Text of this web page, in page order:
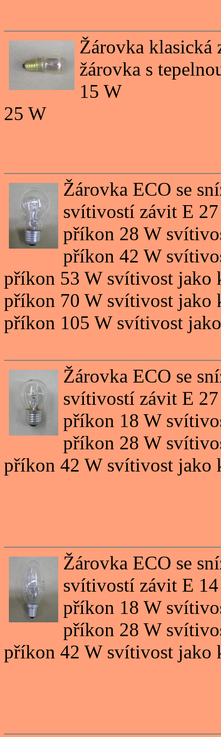
Žárovka klasická
žárovka s
15 W
25 W
Žárovka ECO se
svítivostí závit E 27
příkon 28 W
příkon 42 W
příkon 53 W svítivost jako
příkon 70 W svítivost jako
příkon 105 W svítivost
Žárovka ECO se
svítivostí závit E 27
příkon 18 W
příkon 28 W
příkon 42 W svítivost jako
Žárovka ECO se
svítivostí závit E
příkon 18 W
příkon 28 W
příkon 42 W svítivost jako